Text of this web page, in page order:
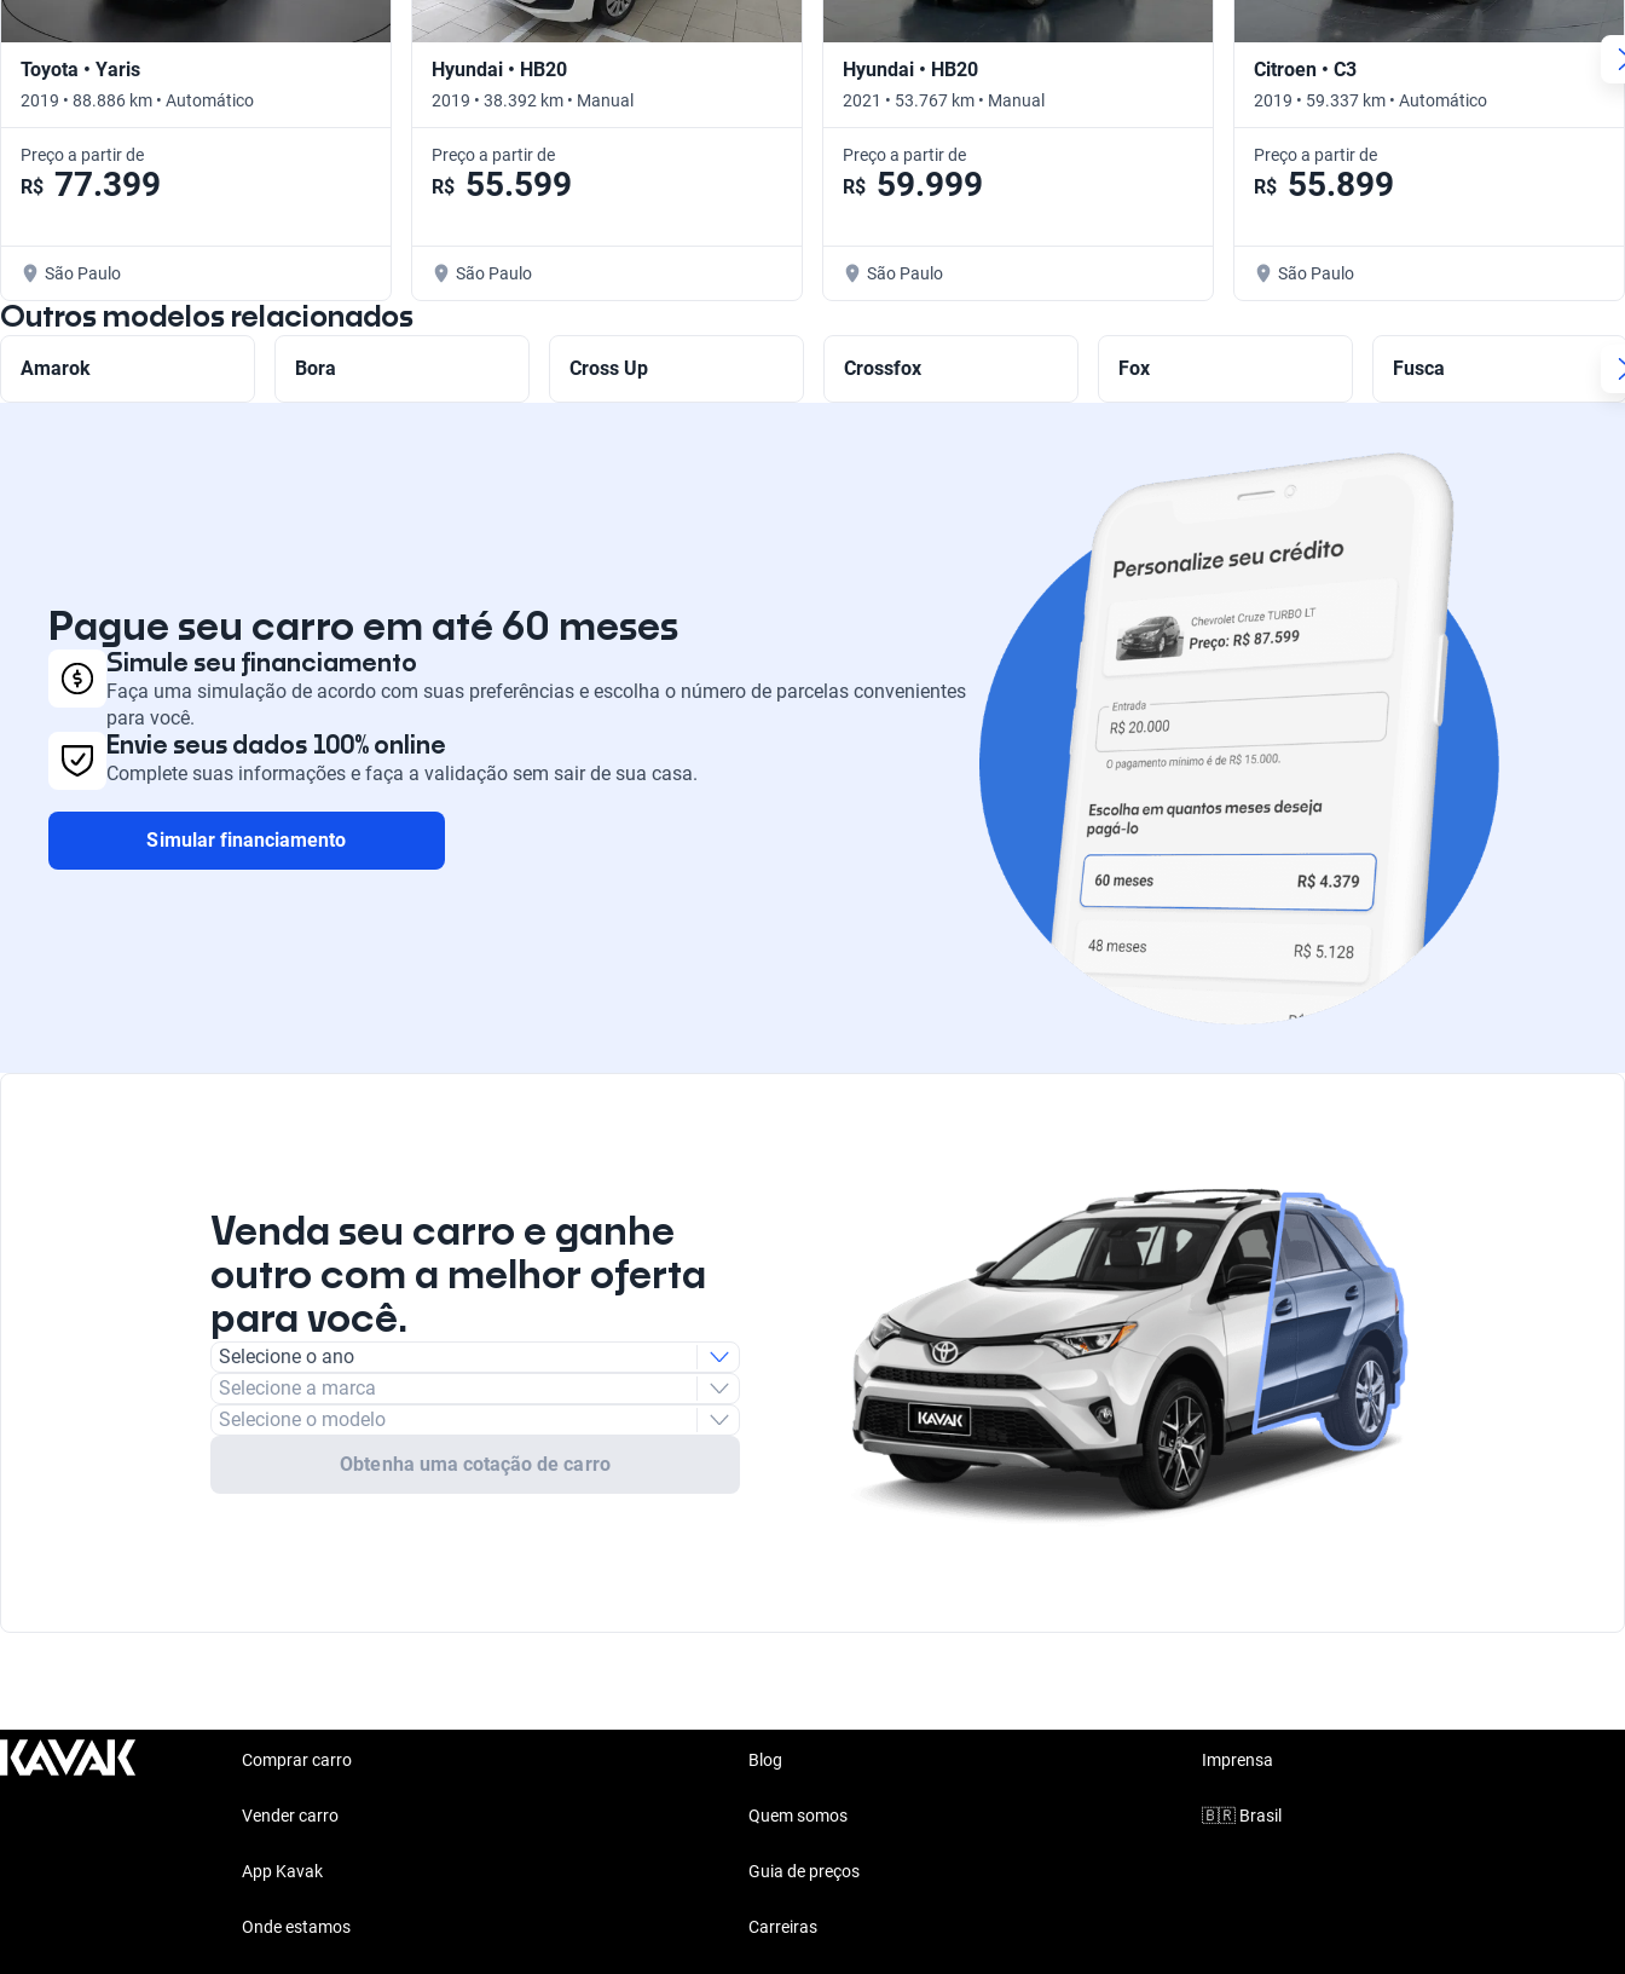
Toyota • Yaris
2019 • 88.886 km • Automático
Preço a partir de
R$ 77.399
São Paulo
Hyundai • HB20
2019 • 38.392 km • Manual
Preço a partir de
R$ 55.599
São Paulo
Hyundai • HB20
2021 • 53.767 km • Manual
Preço a partir de
R$ 59.999
São Paulo
Citroen • C3
2019 • 59.337 km • Automático
Preço a partir de
R$ 55.899
São Paulo
Outros modelos relacionados
Amarok Bora Cross Up Crossfox Fox Fusca
Pague seu carro em até 60 meses
Simule seu financiamento
Faça uma simulação de acordo com suas preferências e escolha o número de parcelas convenientes
para você.
Envie seus dados 100% online
Complete suas informações e faça a validação sem sair de sua casa.
Simular financiamento
Venda seu carro e ganhe
outro com a melhor oferta
para você.
Selecione o ano
Selecione a marca
Selecione o modelo
Obtenha uma cotação de carro
Comprar carro
Vender carro
App Kavak
Onde estamos
Blog
Quem somos
Guia de preços
Carreiras
Imprensa
🇧🇷 Brasil